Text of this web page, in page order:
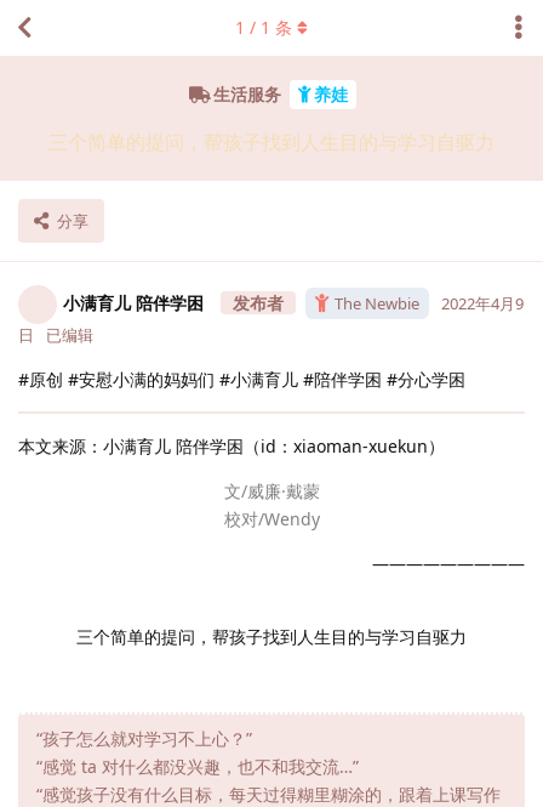
生活服务 养娃
三个简单的提问，帮孩子找到人生目的与学习自驱力
分享
1 / 1 条
小满育儿 陪伴学困 The Newbie
2022年4月9
日
已编辑
#原创 #安慰小满的妈妈们 #小满育儿 #陪伴学困 #分心学困
本文来源：小满育儿 陪伴学困（id：xiaoman-xuekun）
文/威廉·戴蒙
校对/Wendy
—————————
三个简单的提问，帮孩子找到人生目的与学习自驱力
“孩子怎么就对学习不上心？”
“感觉 ta 对什么都没兴趣，也不和我交流…”
“感觉孩子没有什么目标，每天过得糊里糊涂的，跟着上课写作